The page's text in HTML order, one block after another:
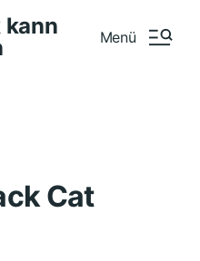
kann
Menü
Cat